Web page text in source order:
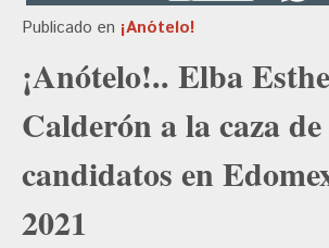
Publicado en ¡Anótelo!
¡Anótelo!.. Elba
Calderón a la caza de
candidatos en
2021